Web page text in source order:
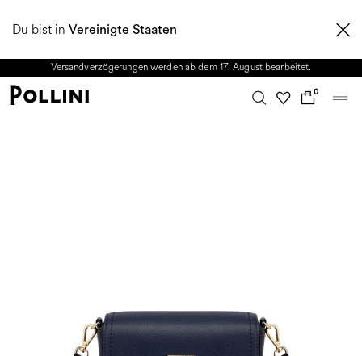
Du bist in Vereinigte Staaten
2026 KOLLEKTION. Vom 8. bis 16. August ist unser Kundenservice nicht
Versandverzögerungen werden ab dem 17. August bearbeitet.
0